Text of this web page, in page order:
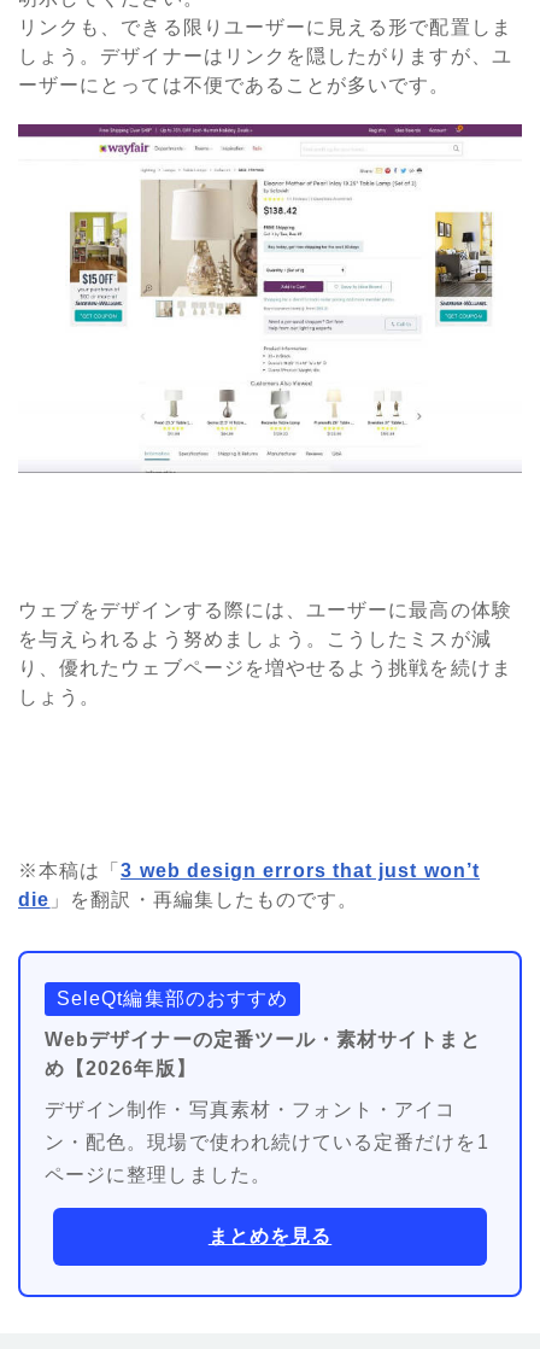
リンクも、できる限りユーザーに見える形で配置しま
しょう。デザイナーはリンクを隠したがりますが、ユ
ーザーにとっては不便であることが多いです。
ウェブをデザインする際には、ユーザーに最高の体験
を与えられるよう努めましょう。こうしたミスが減
り、優れたウェブページを増やせるよう挑戦を続けま
しょう。
※本稿は「3 web design errors that just won’t
die 」を翻訳・再編集したものです。
SeleQt編集部のおすすめ
Webデザイナーの定番ツール・素材サイトまと
め【2026年版】
デザイン制作・写真素材・フォント・アイコ
ン・配色。現場で使われ続けている定番だけを1
ページに整理しました。
まとめを見る